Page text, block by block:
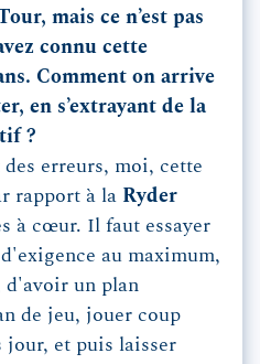
mais ce n’est pas
connu cette
Comment on arrive
en s’extrayant de la
?
erreurs, moi, cette
rapport à la Ryder
à cœur. Il faut essayer
au maximum,
d'avoir un plan
de jeu, jouer coup
jour, et puis laisser